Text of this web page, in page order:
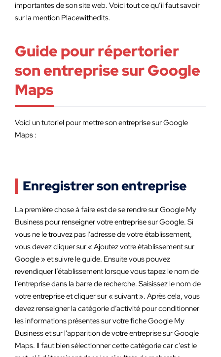
importantes de son site web. Voici tout ce qu’il faut savoir
sur la mention Placewithedits.
Guide pour répertorier
son entreprise sur Google
Maps
Voici un tutoriel pour mettre son entreprise sur Google
Maps :
Enregistrer son entreprise
La première chose à faire est de se rendre sur Google My
Business pour renseigner votre entreprise sur Google. Si
vous ne le trouvez pas l’adresse de votre établissement,
vous devez cliquer sur « Ajoutez votre établissement sur
Google » et suivre le guide. Ensuite vous pouvez
revendiquer l’établissement lorsque vous tapez le nom de
l’entreprise dans la barre de recherche. Saisissez le nom de
votre entreprise et cliquer sur « suivant ». Après cela, vous
devez renseigner la catégorie d’activité pour conditionner
les informations présentes sur votre fiche Google My
Business et sur l’apparition de votre entreprise sur Google
Maps. Il faut bien sélectionner cette catégorie car c’est le